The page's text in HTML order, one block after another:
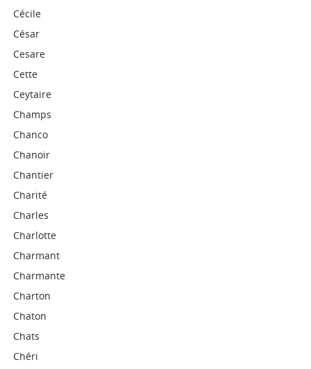
Cécile
César
Cesare
Cette
Ceytaire
Champs
Chanco
Chanoir
Chantier
Charité
Charles
Charlotte
Charmant
Charmante
Charton
Chaton
Chats
Chéri